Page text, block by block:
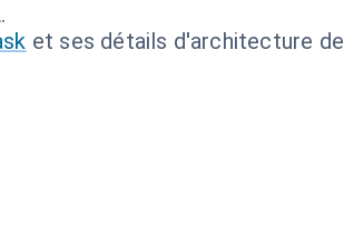
et ses détails d'architecture de